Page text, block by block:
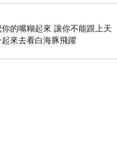
的嘴糊起來 讓你不能跟上天
來去看白海豚飛躍